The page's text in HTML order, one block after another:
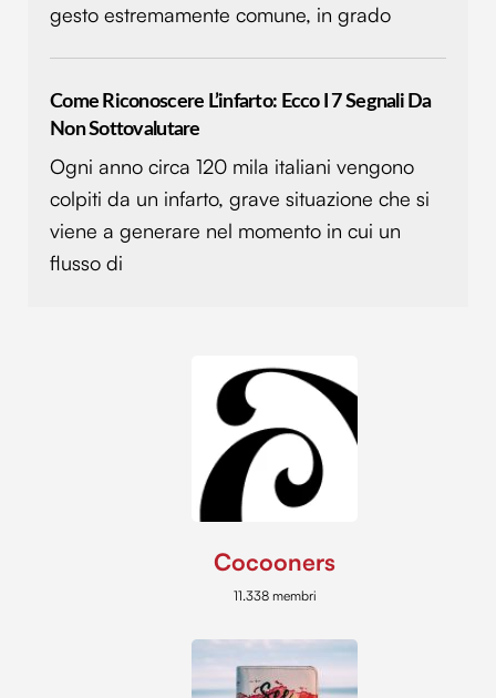
gesto estremamente comune, in grado
Come Riconoscere L’infarto: Ecco I 7 Segnali Da
Non Sottovalutare
Ogni anno circa 120 mila italiani vengono
colpiti da un infarto, grave situazione che si
viene a generare nel momento in cui un
flusso di
Cocooners
11.338 membri